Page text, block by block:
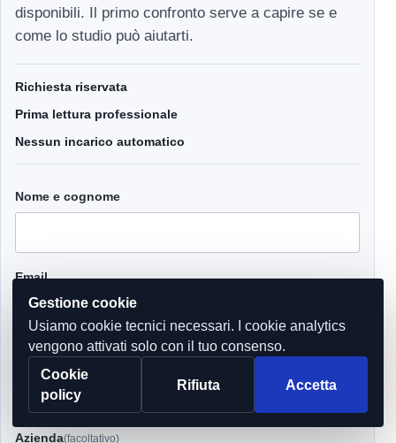
disponibili. Il primo confronto serve a capire se e
come lo studio può aiutarti.
Richiesta riservata
Prima lettura professionale
Nessun incarico automatico
Nome e cognome
Email
Telefono
Azienda(facoltativo)
Gestione cookie
Usiamo cookie tecnici necessari. I cookie analytics
vengono attivati solo con il tuo consenso.
Cookie
policy
Rifiuta Accetta